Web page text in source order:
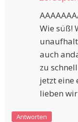
Wie süß!
auch
zu
jetzt eine
lieben
Antworten